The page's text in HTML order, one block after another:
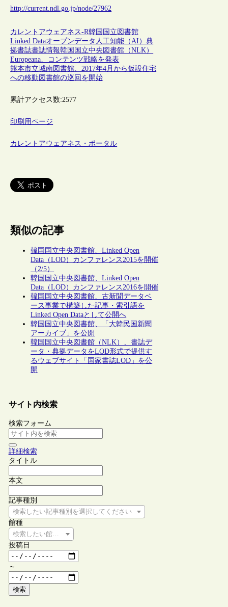
http://current.ndl.go.jp/node/27962
カレントアウェアネス-R韓国 国立図書館
Linked Dataオープンデータ 人工知能（AI）典
拠書誌書誌情報韓国国立中央図書館（NLK）
Europeana、コンテンツ戦略を発表
熊本市立城南図書館、2017年4月から仮設住宅
への移動図書館の巡回を開始
累計アクセス数:2577
印刷用ページ
カレントアウェアネス・ポータル
類似の記事
韓国国立中央図書館、Linked Open
Data（LOD）カンファレンス2015を開催
（2/5）
韓国国立中央図書館、Linked Open
Data（LOD）カンファレンス2016を開催
韓国国立中央図書館、古新聞データベ
ース事業で構築した記事・索引語を
Linked Open Dataとして公開へ
韓国国立中央図書館、「大韓民国新聞
アーカイブ」を公開
韓国国立中央図書館（NLK）、書誌デ
ータ・典拠データをLOD形式で提供す
るウェブサイト「国家書誌LOD」を公
開
サイト内検索
検索フォーム
詳細検索
タイトル
本文
記事種別
検索したい記事種別を選択してください
館種
検索したい館種を選択してください
投稿日
～
検索